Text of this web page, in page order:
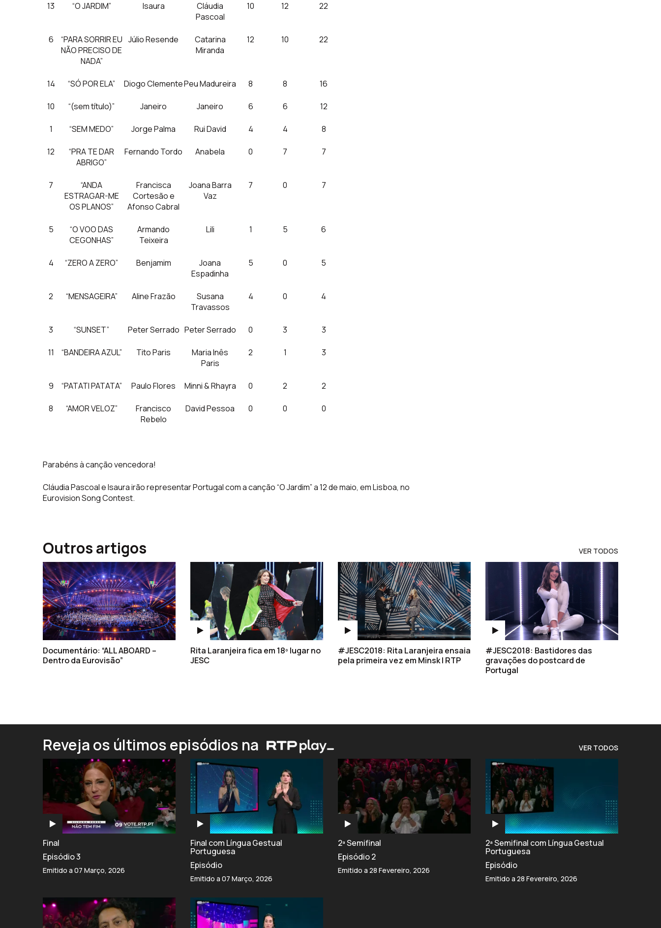
13 “O JARDIM” Isaura
Cláudia
Pascoal
10 12 22
6
“PARA SORRIR EU
NÃO PRECISO DE
NADA”
Júlio Resende
Catarina
Miranda
12 10 22
14 “SÓ POR ELA” Diogo ClementePeu Madureira 8 8 16
10 “(sem título)” Janeiro Janeiro 6 6 12
1 “SEM MEDO” Jorge Palma Rui David 4 4 8
12
“PRA TE DAR
ABRIGO”
Fernando Tordo Anabela 0 7 7
7
“ANDA
ESTRAGAR-ME
OS PLANOS”
Francisca
Cortesão e
Afonso Cabral
Joana Barra
Vaz
7 0 7
5
“O VOO DAS
CEGONHAS”
Armando
Teixeira
Lili 1 5 6
4 “ZERO A ZERO” Benjamim
Joana
Espadinha
5 0 5
2 “MENSAGEIRA” Aline Frazão
Susana
Travassos
4 0 4
3 “SUNSET” Peter Serrado Peter Serrado 0 3 3
11 “BANDEIRA AZUL” Tito Paris
Maria Inês
Paris
2 1 3
9 “PATATI PATATA” Paulo Flores Minni & Rhayra 0 2 2
8 “AMOR VELOZ”
Francisco
Rebelo
David Pessoa 0 0 0
Parabéns à canção vencedora!
Cláudia Pascoal e Isaura irão representar Portugal com a canção “O Jardim” a 12 de maio, em Lisboa, no
Eurovision Song Contest.
Outros artigos VER TODOS
Documentário: “ALL ABOARD –
Dentro da Eurovisão”
Rita Laranjeira fica em 18º lugar no
JESC
#JESC2018: Rita Laranjeira ensaia
pela primeira vez em Minsk | RTP
#JESC2018: Bastidores das
gravações do postcard de
Portugal
Reveja os últimos episódios na VER TODOS
Final
Episódio 3
Emitido a 07 Março, 2026
Final com Língua Gestual
Portuguesa
Episódio
Emitido a 07 Março, 2026
2ª Semifinal
Episódio 2
Emitido a 28 Fevereiro, 2026
2ª Semifinal com Língua Gestual
Portuguesa
Episódio
Emitido a 28 Fevereiro, 2026